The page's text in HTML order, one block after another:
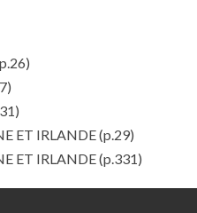
ET IRLANDE(p.29)
ET IRLANDE(p.331)